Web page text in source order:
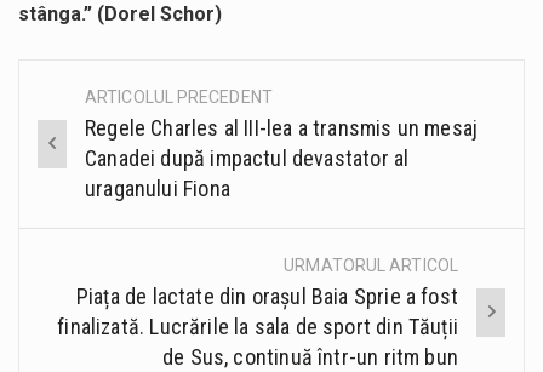
stânga.” (Dorel Schor)
Post
navigation
ARTICOLUL PRECEDENT
Regele Charles al III-lea a transmis un mesaj
Canadei după impactul devastator al
uraganului Fiona
URMATORUL ARTICOL
Piața de lactate din orașul Baia Sprie a fost
finalizată. Lucrările la sala de sport din Tăuții
de Sus, continuă într-un ritm bun